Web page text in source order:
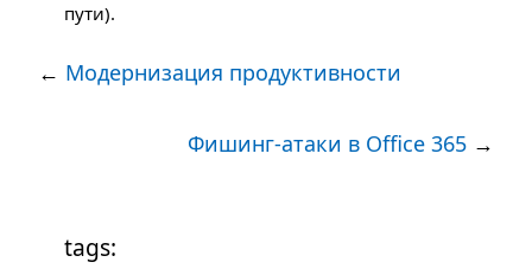
пути).
← Модернизация продуктивности
Фишинг-атаки в Office 365→
tags: